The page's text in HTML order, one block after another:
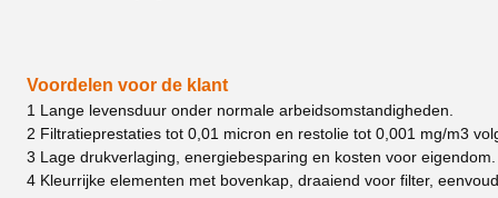
Voordelen voor de klant
1 Lange levensduur onder normale arbeidsomstandigheden.
2 Filtratieprestaties tot 0,01 micron en restolie tot 0,001 mg/m3
3 Lage drukverlaging, energiebesparing en kosten voor eigendom.
4 Kleurrijke elementen met bovenkap, draaiend voor filter,